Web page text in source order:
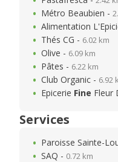
Métro Beaubien -
Alimentation
Thés CG - 6.02 km
Olive - 6.09 km
Pâtes - 6.22 km
Club Organic - 6.92
Epicerie Fine Fleur
Services
Paroisse Sainte-
SAQ - 0.72 km